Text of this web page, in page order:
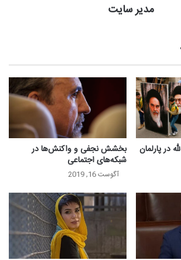
مدیر سایت
در پارلمان بخشش نجفی و واکنش‌ها در
شبکه‌های اجتماعی
آگوست 16, 2019